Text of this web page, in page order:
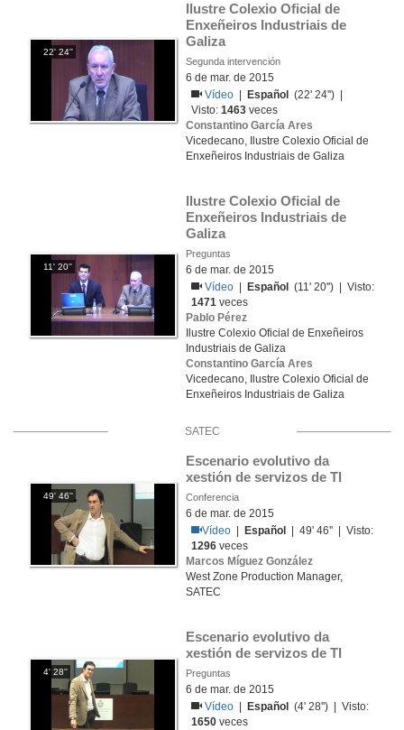
22' 24''
Ilustre Colexio Oficial de
Enxeñeiros Industriais de
Galiza
Segunda intervención
6 de mar. de 2015
Vídeo
Español
(22' 24'') |
Visto:1463 veces
Constantino García Ares
Vicedecano, Ilustre Colexio Oficial de
Enxeñeiros Industriais de Galiza
11' 20''
Ilustre Colexio Oficial de
Enxeñeiros Industriais de
Galiza
Preguntas
6 de mar. de 2015
Vídeo
Español
(11' 20'') | Visto:
1471 veces
Pablo Pérez
Ilustre Colexio Oficial de Enxeñeiros
Industriais de Galiza
Constantino García Ares
Vicedecano, Ilustre Colexio Oficial de
Enxeñeiros Industriais de Galiza
SATEC
49' 46''
Escenario evolutivo da
xestión de servizos de TI
Conferencia
6 de mar. de 2015
Vídeo
Español
| 49' 46'' | Visto:
1296 veces
Marcos Míguez González
West Zone Production Manager,
SATEC
4' 28''
Escenario evolutivo da
xestión de servizos de TI
Preguntas
6 de mar. de 2015
Vídeo
Español
(4' 28'') | Visto:
1650 veces